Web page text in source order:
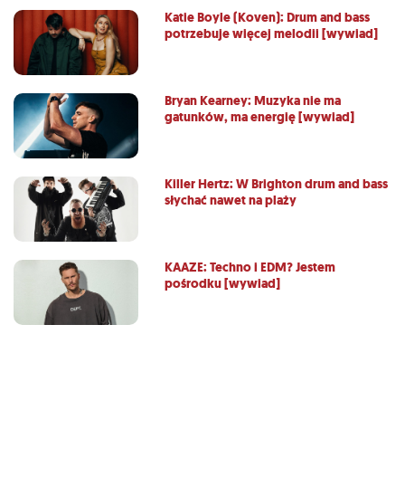
Katie Boyle (Koven): Drum and bass
potrzebuje więcej melodii [wywiad]
Bryan Kearney: Muzyka nie ma
gatunków, ma energię [wywiad]
Killer Hertz: W Brighton drum and bass
słychać nawet na plaży
KAAZE: Techno i EDM? Jestem
pośrodku [wywiad]